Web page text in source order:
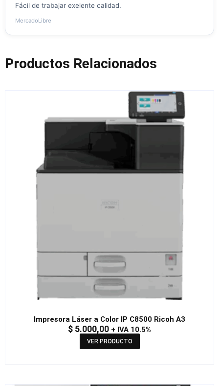
Fácil de trabajar exelente calidad.
MercadoLibre
Productos Relacionados
Impresora Láser a Color IP C8500 Ricoh A3
$ 5.000,00 + IVA 10.5%
VER PRODUCTO